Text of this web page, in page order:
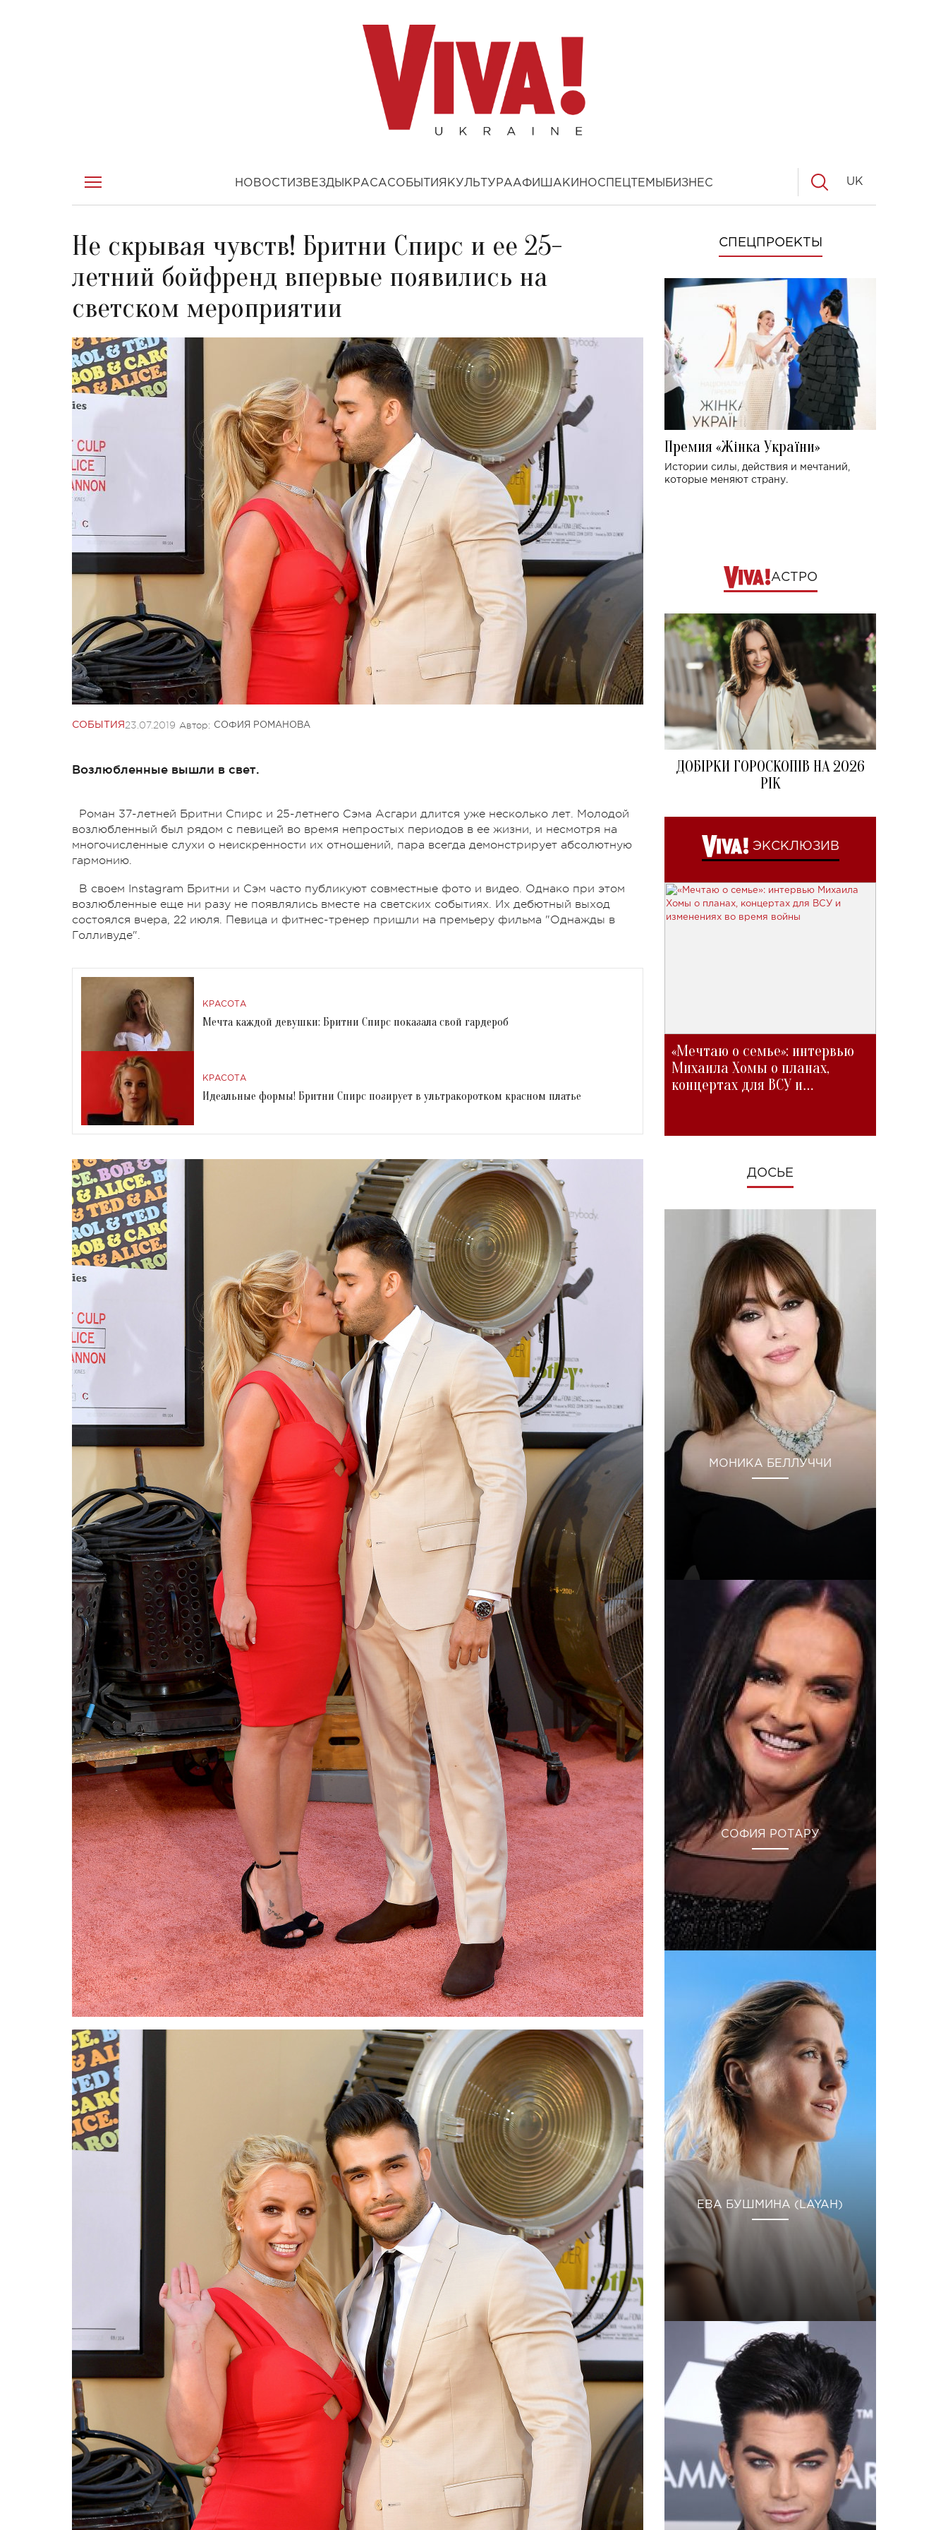
НОВОСТИ ЗВЕЗДЫ КРАСАСОБЫТИЯ КУЛЬТУРААФИША КИНОСПЕЦТЕМЫ БИЗНЕС UK
Не скрывая чувств! Бритни Спирс и ее 25-
летний бойфренд впервые появились на
светском мероприятии
СОБЫТИЯ 23.07.2019 Автор: СОФИЯ РОМАНОВА
Возлюбленные вышли в свет.
Роман 37-летней Бритни Спирс и 25-летнего Сэма Асгари длится уже несколько лет. Молодой
возлюбленный был рядом с певицей во время непростых периодов в ее жизни, и несмотря на
многочисленные слухи о неискренности их отношений, пара всегда демонстрирует абсолютную
гармонию.
В своем Instagram Бритни и Сэм часто публикуют совместные фото и видео. Однако при этом
возлюбленные еще ни разу не появлялись вместе на светских событиях. Их дебютный выход
состоялся вчера, 22 июля. Певица и фитнес-тренер пришли на премьеру фильма "Однажды в
Голливуде".
КРАСОТА
Мечта каждой девушки: Бритни Спирс показала свой гардероб
КРАСОТА
Идеальные формы! Бритни Спирс позирует в ультракоротком красном платье
СПЕЦПРОЕКТЫ
Премия «Жінка України»
Истории силы, действия и мечтаний,
которые меняют страну.
АСТРО
ДОБІРКИ ГОРОСКОПІВ НА 2026
РІК
ЭКСКЛЮЗИВ
«Мечтаю о семье»: интервью
Михаила Хомы о планах,
концертах для ВСУ и
ДОСЬЕ
МОНИКА БЕЛЛУЧЧИ
СОФИЯ РОТАРУ
ЕВА БУШМИНА (LAYAH)